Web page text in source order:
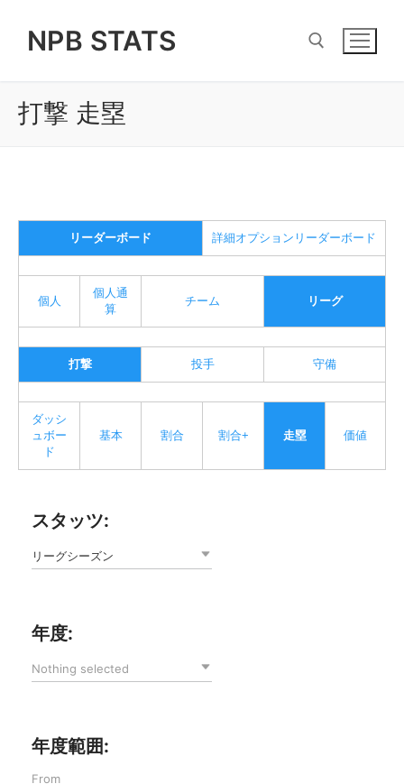
NPB STATS
打撃 走塁
リーダーボード 詳細オプションリーダーボード
個人
個人通
算
チーム リーグ
打撃 投手 守備
ダッシ
ュボー
ド
基本 割合 割合+ 走塁 価値
スタッツ:
リーグシーズン
年度:
Nothing selected
年度範囲: